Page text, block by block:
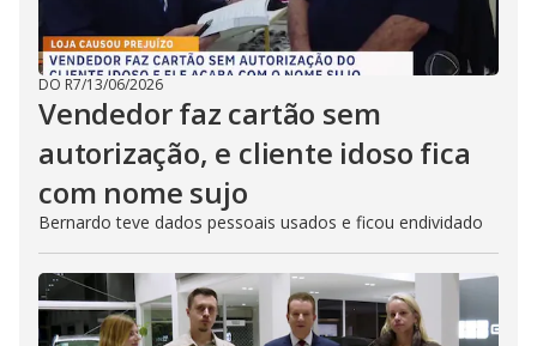
DO R7/13/06/2026
Vendedor faz cartão sem
autorização, e cliente idoso fica
com nome sujo
Bernardo teve dados pessoais usados e ficou endividado